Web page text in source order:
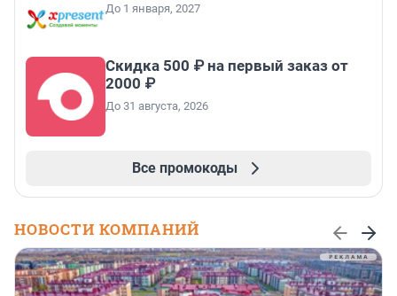
До 1 января, 2027
Скидка 500 ₽ на первый заказ от
2000 ₽
До 31 августа, 2026
Все промокоды
НОВОСТИ КОМПАНИЙ